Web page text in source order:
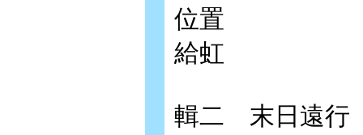
位置
給虹
輯二 末日遠行